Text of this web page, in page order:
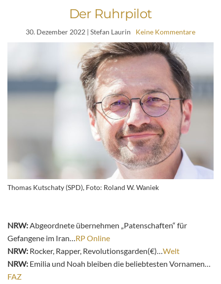
Der Ruhrpilot
30. Dezember 2022 | Stefan Laurin Keine Kommentare
Thomas Kutschaty (SPD), Foto: Roland W. Waniek
NRW:Abgeordnete übernehmen „Patenschaften“ für
Gefangene im Iran…RP Online
NRW: Rocker, Rapper, Revolutionsgarden(€)…Welt
NRW: Emilia und Noah bleiben die beliebtesten Vornamen…
FAZ